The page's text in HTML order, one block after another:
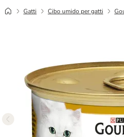
Gatti Cibo umido per gatti